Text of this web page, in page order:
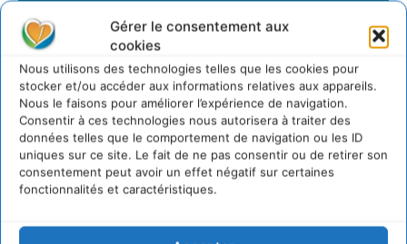
Gérer le consentement aux
cookies
Nous utilisons des technologies telles que les cookies pour
stocker et/ou accéder aux informations relatives aux appareils.
Nous le faisons pour améliorer l’expérience de navigation.
Consentir à ces technologies nous autorisera à traiter des
données telles que le comportement de navigation ou les ID
uniques sur ce site. Le fait de ne pas consentir ou de retirer son
consentement peut avoir un effet négatif sur certaines
fonctionnalités et caractéristiques.